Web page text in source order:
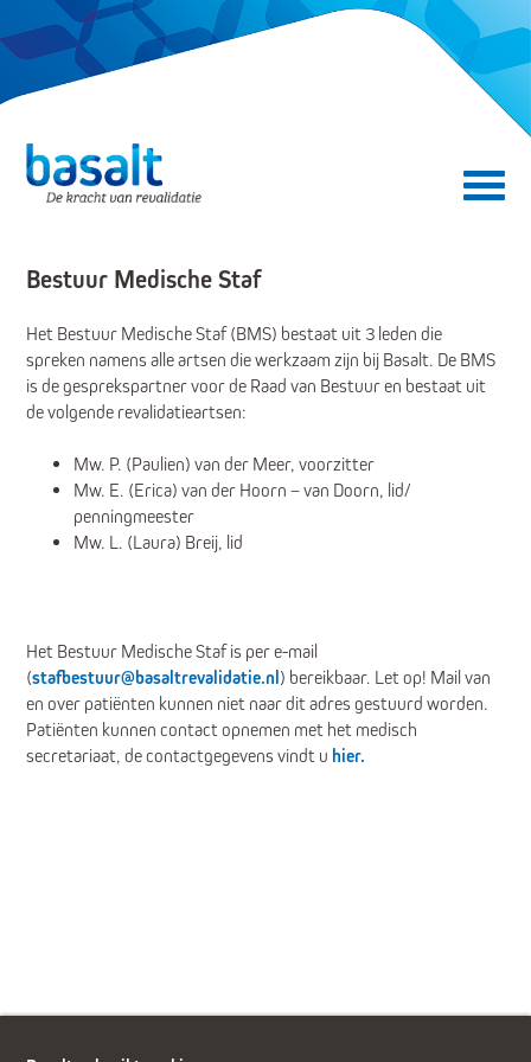
Direct naar de contentDirect naar de navigatie
Bestuur Medische Staf
Het Bestuur Medische Staf (BMS) bestaat uit 3 leden die
spreken namens alle artsen die werkzaam zijn bij Basalt. De BMS
is de gesprekspartner voor de Raad van Bestuur en bestaat uit
de volgende revalidatieartsen:
Mw. P. (Paulien) van der Meer, voorzitter
Mw. E. (Erica) van der Hoorn – van Doorn, lid/
penningmeester
Mw. L. (Laura) Breij, lid
Het Bestuur Medische Staf is per e-mail
(stafbestuur@basaltrevalidatie.nl) bereikbaar. Let op! Mail van
en over patiënten kunnen niet naar dit adres gestuurd worden.
Patiënten kunnen contact opnemen met het medisch
secretariaat, de contactgegevens vindt u hier.